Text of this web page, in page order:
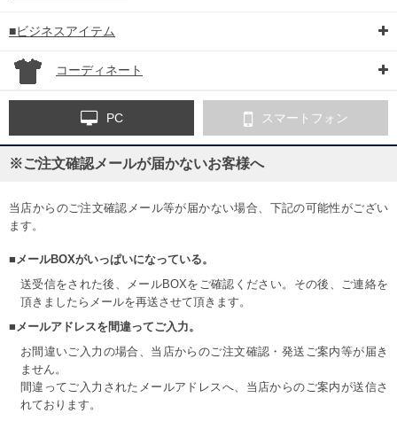
■ビジネスアイテム
コーディネート
PC スマートフォン
※ご注文確認メールが届かないお客様へ
当店からのご注文確認メール等が届かない場合、下記の可能性がござい
ます。
■メールBOXがいっぱいになっている。
送受信をされた後、メールBOXをご確認ください。その後、ご連絡を
頂きましたらメールを再送させて頂きます。
■メールアドレスを間違ってご入力。
お間違いご入力の場合、当店からのご注文確認・発送ご案内等が届き
ません。
間違ってご入力されたメールアドレスへ、当店からのご案内が送信さ
れております。